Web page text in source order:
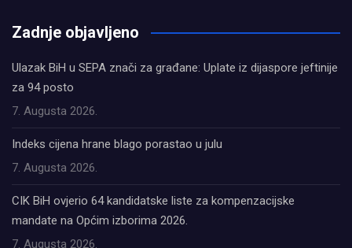
Zadnje objavljeno
Ulazak BiH u SEPA znači za građane: Uplate iz dijaspore jeftinije
za 94 posto
7. Augusta 2026.
Indeks cijena hrane blago porastao u julu
7. Augusta 2026.
CIK BiH ovjerio 64 kandidatske liste za kompenzacijske
mandate na Općim izborima 2026.
7. Augusta 2026.